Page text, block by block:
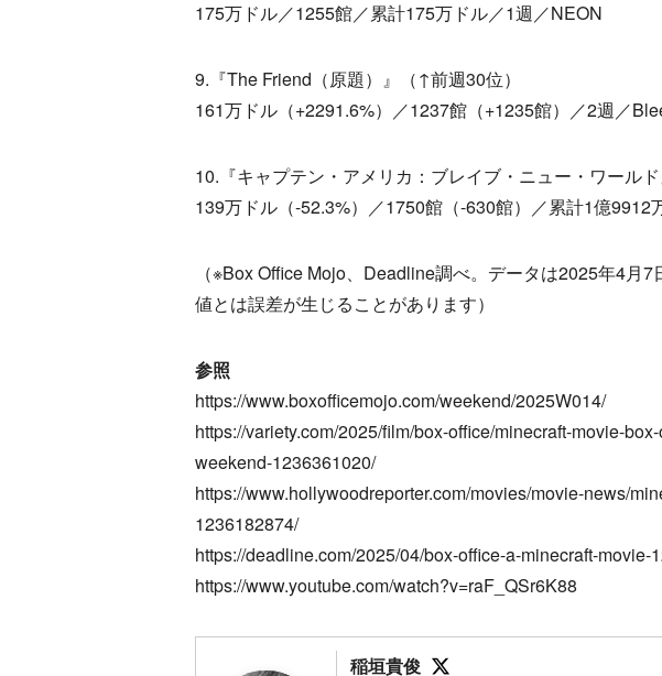
175万ドル／1255館／累計175万ドル／1週／NEON
9.『The Friend（原題）』（↑前週30位）
161万ドル（+2291.6%）／1237館（+1235館）／2週／
10.『キャプテン・アメリカ：ブレイブ・ニュー・ワールド
139万ドル（-52.3%）／1750館（-630館）／累計1億9912
（※Box Office Mojo、Deadline調べ。データは2025年4月
値とは誤差が生じることがあります）
参照
https://www.boxofficemojo.com/weekend/2025W014/
https://variety.com/2025/film/box-office/minecraft-movie-
weekend-1236361020/
https://www.hollywoodreporter.com/movies/movie-news/
1236182874/
https://deadline.com/2025/04/box-office-a-minecraft-movie-
https://www.youtube.com/watch?v=raF_QSr6K88
稲垣貴俊